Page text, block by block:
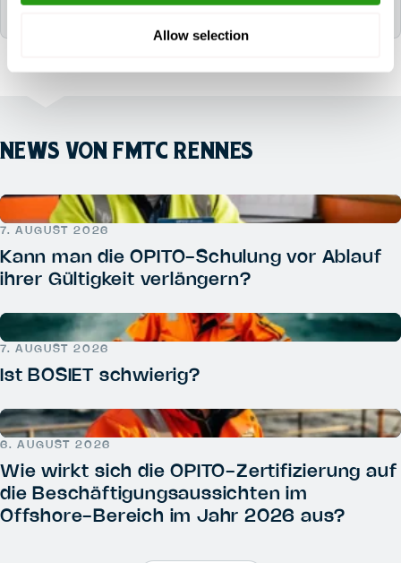
Allow selection
NEWS VON FMTC RENNES
7. AUGUST 2026
Kann man die OPITO-Schulung vor Ablauf
ihrer Gültigkeit verlängern?
7. AUGUST 2026
Ist BOSIET schwierig?
6. AUGUST 2026
Wie wirkt sich die OPITO-Zertifizierung auf
die Beschäftigungsaussichten im
Offshore-Bereich im Jahr 2026 aus?